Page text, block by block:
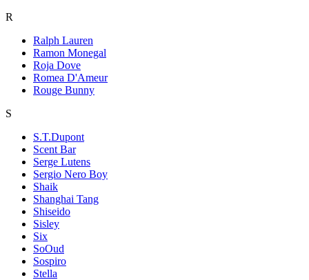
R
Ralph Lauren
Ramon Monegal
Roja Dove
Romea D'Ameur
Rouge Bunny
S
S.T.Dupont
Scent Bar
Serge Lutens
Sergio Nero Boy
Shaik
Shanghai Tang
Shiseido
Sisley
Six
SoOud
Sospiro
Stella